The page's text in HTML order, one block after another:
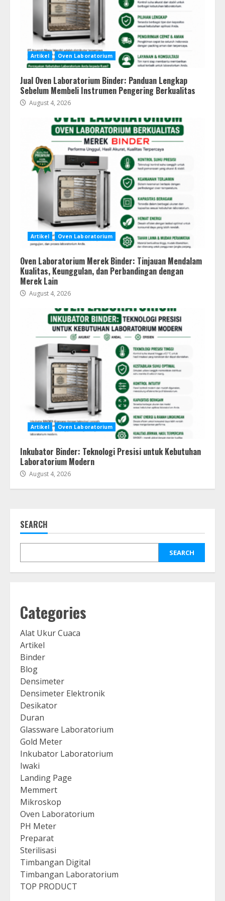
Artikel Oven Laboratorium
Jual Oven Laboratorium Binder: Panduan Lengkap
Sebelum Membeli Instrumen Pengering Berkualitas
August 4, 2026
Artikel Oven Laboratorium
Oven Laboratorium Merek Binder: Tinjauan Mendalam
Kualitas, Keunggulan, dan Perbandingan dengan
Merek Lain
August 4, 2026
Artikel Oven Laboratorium
Inkubator Binder: Teknologi Presisi untuk Kebutuhan
Laboratorium Modern
August 4, 2026
SEARCH
SEARCH
Categories
Alat Ukur Cuaca
Artikel
Binder
Blog
Densimeter
Densimeter Elektronik
Desikator
Duran
Glassware Laboratorium
Gold Meter
Inkubator Laboratorium
Iwaki
Landing Page
Memmert
Mikroskop
Oven Laboratorium
PH Meter
Preparat
Sterilisasi
Timbangan Digital
Timbangan Laboratorium
TOP PRODUCT